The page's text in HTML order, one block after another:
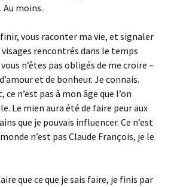
moins.
vous raconter ma vie, et signaler
rencontrés dans le temps
n’êtes pas obligés de me croire –
et de bonheur. Je connais.
n’est pas à mon âge que l’on
Le mien aura été de faire peur aux
que je pouvais influencer. Ce n’est
n’est pas Claude François, je le
que ce que je sais faire, je finis par